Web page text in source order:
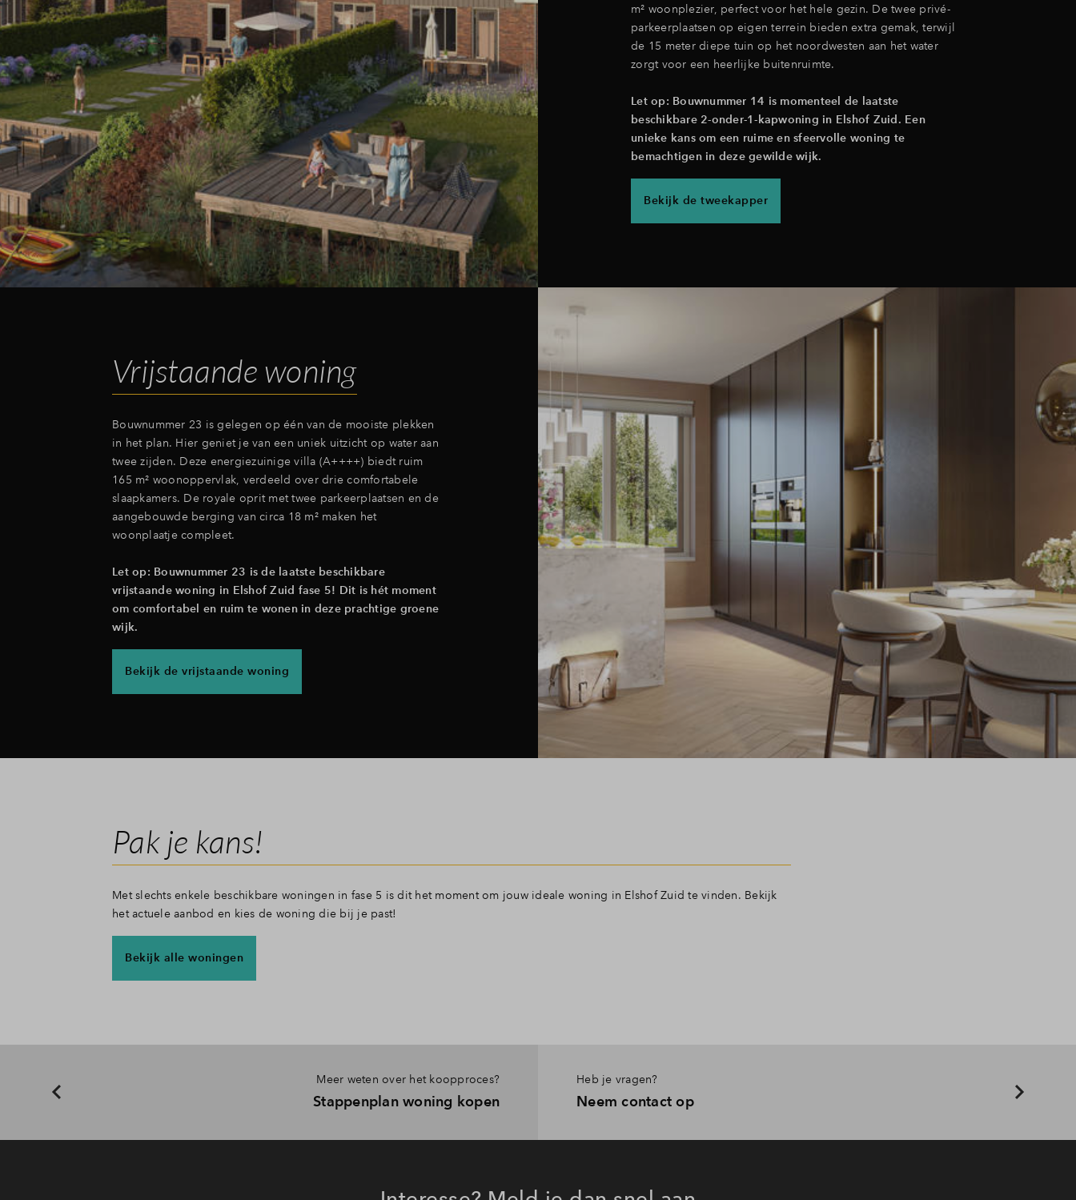
m² woonplezier, perfect voor het hele gezin. De twee privé-
parkeerplaatsen op eigen terrein bieden extra gemak, terwijl
de 15 meter diepe tuin op het noordwesten aan het water
zorgt voor een heerlijke buitenruimte.
Let op: Bouwnummer 14 is momenteel de laatste
beschikbare 2-onder-1-kapwoning in Elshof Zuid. Een
unieke kans om een ruime en sfeervolle woning te
bemachtigen in deze gewilde wijk.
Bekijk de tweekapper
Vrijstaande woning
Bouwnummer 23 is gelegen op één van de mooiste plekken
in het plan. Hier geniet je van een uniek uitzicht op water aan
twee zijden. Deze energiezuinige villa (A++++) biedt ruim
165 m² woonoppervlak, verdeeld over drie comfortabele
slaapkamers. De royale oprit met twee parkeerplaatsen en de
aangebouwde berging van circa 18 m² maken het
woonplaatje compleet.
Let op: Bouwnummer 23 is de laatste beschikbare
vrijstaande woning in Elshof Zuid fase 5! Dit is hét moment
om comfortabel en ruim te wonen in deze prachtige groene
wijk.
Bekijk de vrijstaande woning
Pak je kans!
Met slechts enkele beschikbare woningen in fase 5 is dit het moment om jouw ideale woning in Elshof Zuid te vinden. Bekijk
het actuele aanbod en kies de woning die bij je past!
Bekijk alle woningen
Meer weten over het koopproces?
Stappenplan woning kopen
Heb je vragen?
Neem contact op